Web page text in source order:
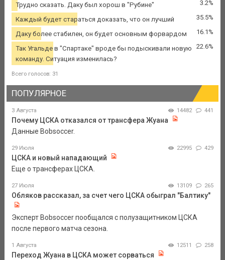
Трудно сказать. Даку был хорош в "Рубине" 3.2%
Каждый будет стараться доказать, что он лучший 35.5%
Даку более стабилен, он будет основным форвардом 16.1%
Так Угальде в "Спартаке" вроде бы подыскивали новую
команду. Ситуация изменилась?
22.6%
Всего голосов: 31
ПОПУЛЯРНОЕ
3 Августа 14482 441
Почему ЦСКА отказался от трансфера Жуана
Данные Bobsoccer.
29 Июля 22995 429
ЦСКА и новый нападающий
Еще о трансферах ЦСКА.
27 Июля 13109 265
Обляков рассказал, за счет чего ЦСКА обыграл "Балтику"
Эксперт Bobsoccer пообщался с полузащитником ЦСКА
после первого матча сезона.
1 Августа 12511 258
Переход Жуана в ЦСКА может сорваться